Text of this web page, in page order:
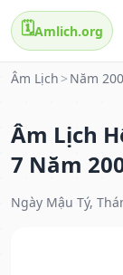
🗓️Amlich.org
Âm Lịch > Năm
Âm Lịch
7 Năm
Ngày Mậu Tý,